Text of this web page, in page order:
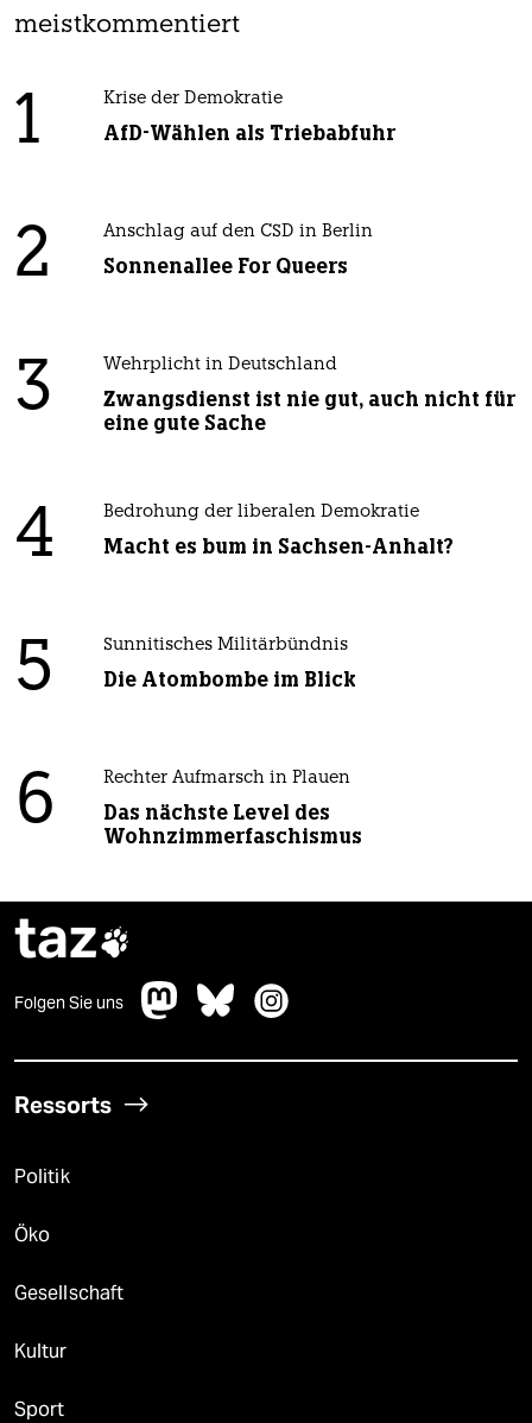
meistkommentiert
1 Krise der Demokratie
AfD-Wählen als Triebabfuhr
2 Anschlag auf den CSD in Berlin
Sonnenallee For Queers
3 Wehrplicht in Deutschland
Zwangsdienst ist nie gut, auch nicht für
eine gute Sache
4 Bedrohung der liberalen Demokratie
Macht es bum in Sachsen-Anhalt?
5 Sunnitisches Militärbündnis
Die Atombombe im Blick
6 Rechter Aufmarsch in Plauen
Das nächste Level des
Wohnzimmerfaschismus
taz
Folgen Sie uns
Ressorts
Politik
Öko
Gesellschaft
Kultur
Sport